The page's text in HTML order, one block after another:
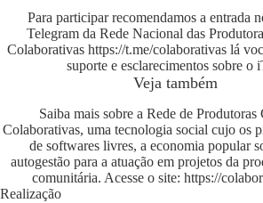
Para participar recomendamos a entrada
Telegram da Rede Nacional das
Colaborativas https://t.me/colaborativaslá
suporte e esclarecimentos sobre o
Veja também
Saiba mais sobre a Rede de Produtoras
Colaborativas, uma tecnologia social cujo os
de softwares livres, a economia popular
autogestão para a atuação em projetos da
comunitária. Acesse o site: https://
Realização